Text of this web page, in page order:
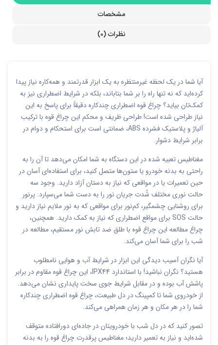
مشخصات
نظرات (0)
آیا شما در یک لحظه غیرمنتظره به یک ابزار قدرتمند و همه‌کاره نیاز پیدا
کرده‌اید که نه تنها راه را بر شما بتاباند، بلکه در شرایط اضطراری نیز به
کمک‌تان بیاید؟ چراغ قوه اضطراری چندکاره دقیقاً برای پاسخ به این
نیاز طراحی شده است! طراحی ظریف و محکم این چراغ قوه با ترکیب
آلیاژ و پلاستیک فشرده ABS، ضمانتی است برای استحکام و دوام در
برابر شرایط دشوار.
مغناطیس تعبیه شده در این دستگاه به شما امکان می‌دهد تا آن را به
راحتی به بدنه خودرو یا ستون‌ها متصل کنید، برای استفاده‌ای آسان در
حین تعمیرات یا در مواقعی که نیاز به دستان آزاد دارید. وجود سه
حالت نوری مختلف شُدت جریان نور را به دست شما می‌سپارد: پرنور
برای روشنایی چشمگیر، کم‌نور برای مواقعی که به نور ملایم نیاز دارید و
حالت SOS برای مواقع اضطراری که نیاز به کمک دارید. همچنین،
چراغ مطالعه این چراغ قوه با طلق ضد تابش نور مستقیم، مطالعه در
شب را برای شما آسان می‌کند.
آیا نگران آسیب دیدگی این ابزار در شرایط آب و هوایی نامطلوب
هستید؟ نگران نباشید! با استاندارد IPX44، این چراغ قوه مقاوم در برابر
پاشش آب بوده و در مقابل شرایط جوی سخت پایداری نشان می‌دهد.
از خودروی شما تا کمپینگ در دل طبیعت، چراغ قوه اضطراری چندکاره
شما را در هر مکان و هر زمان همراهی می‌کند.
تصور کنید که در دل شب با خودرویتان در جاده‌ای دورافتاده متوقف
شده‌اید و نیاز به تعمیر دارید؛ مغناطیس پرقدرت چراغ قوه را به بدنه